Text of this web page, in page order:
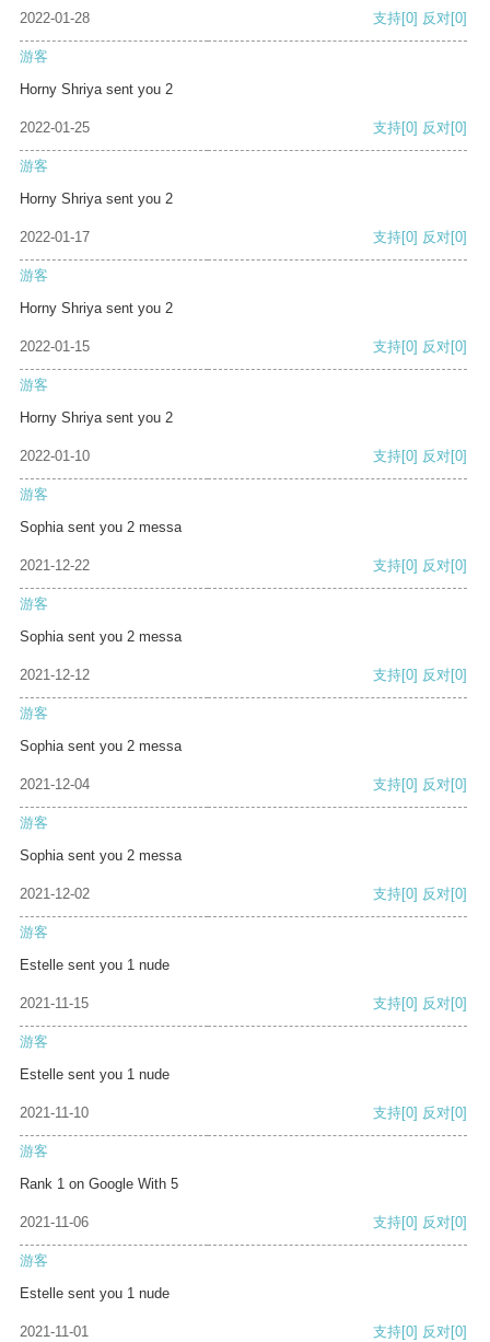
2022-01-28 支持[0] 反对[0]
游客
Horny Shriya sent you 2
2022-01-25 支持[0] 反对[0]
游客
Horny Shriya sent you 2
2022-01-17 支持[0] 反对[0]
游客
Horny Shriya sent you 2
2022-01-15 支持[0] 反对[0]
游客
Horny Shriya sent you 2
2022-01-10 支持[0] 反对[0]
游客
Sophia sent you 2 messa
2021-12-22 支持[0] 反对[0]
游客
Sophia sent you 2 messa
2021-12-12 支持[0] 反对[0]
游客
Sophia sent you 2 messa
2021-12-04 支持[0] 反对[0]
游客
Sophia sent you 2 messa
2021-12-02 支持[0] 反对[0]
游客
Estelle sent you 1 nude
2021-11-15 支持[0] 反对[0]
游客
Estelle sent you 1 nude
2021-11-10 支持[0] 反对[0]
游客
Rank 1 on Google With 5
2021-11-06 支持[0] 反对[0]
游客
Estelle sent you 1 nude
2021-11-01 支持[0] 反对[0]